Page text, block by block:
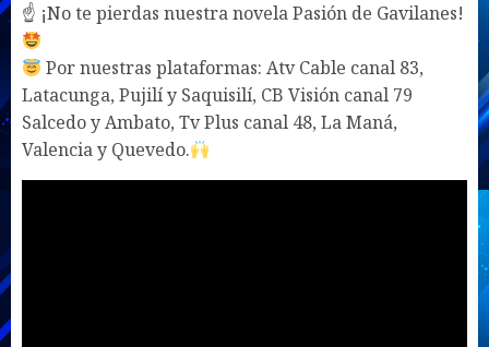
☝ ¡No te pierdas nuestra novela Pasión de Gavilanes!
Por nuestras plataformas: Atv Cable canal 83,
Latacunga, Pujilí y Saquisilí, CB Visión canal 79
Salcedo y Ambato, Tv Plus canal 48, La Maná,
Valencia y Quevedo.